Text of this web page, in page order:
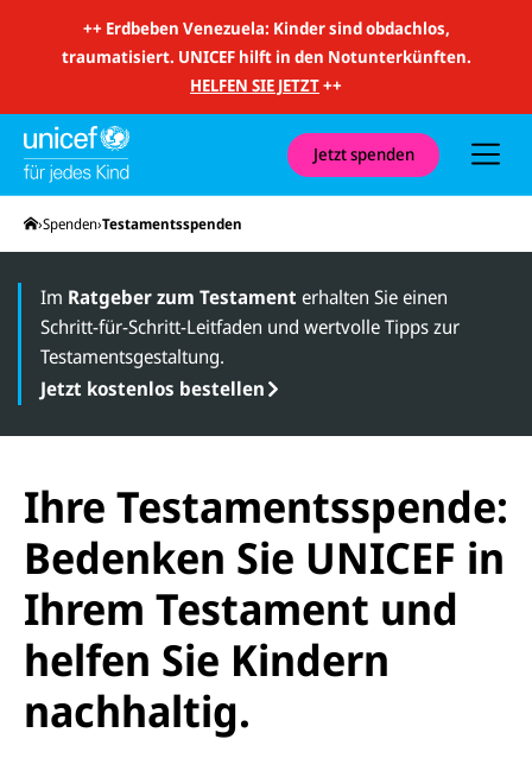
++ Erdbeben Venezuela: Kinder sind obdachlos,
traumatisiert. UNICEF hilft in den Notunterkünften.
HELFEN SIE JETZT++
Jetzt spenden
h
u
d
v
Startseite
Spenden Testamentsspenden
Im Ratgeber zum Testament erhalten Sie einen
Schritt-für-Schritt-Leitfaden und wertvolle Tipps zur
Testamentsgestaltung.
Jetzt kostenlos bestellen
Ihre Testamentsspende:
Bedenken Sie UNICEF in
Ihrem Testament und
helfen Sie Kindern
nachhaltig.